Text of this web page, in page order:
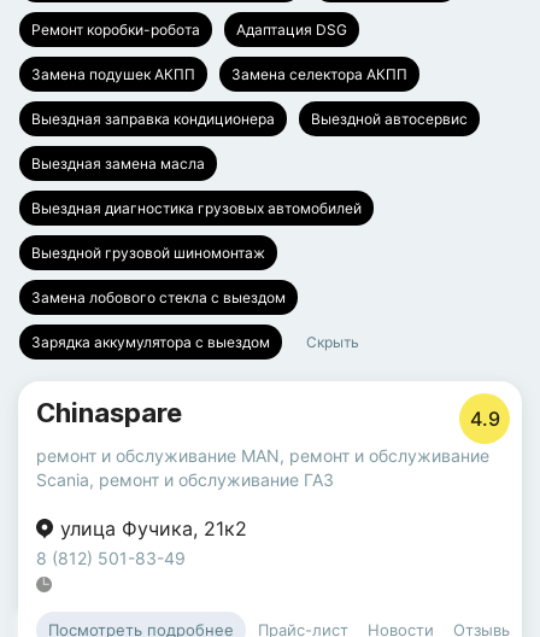
Ремонт коробки-робота Адаптация DSG
Замена подушек АКПП Замена селектора АКПП
Выездная заправка кондиционера Выездной автосервис
Выездная замена масла
Выездная диагностика грузовых автомобилей
Выездной грузовой шиномонтаж
Замена лобового стекла с выездом
Зарядка аккумулятора с выездом Скрыть
Chinaspare 4.9
ремонт и обслуживание MAN, ремонт и обслуживание
Scania, ремонт и обслуживание ГАЗ
улица Фучика, 21к2
8 (812) 501-83-49
Посмотреть подробнее Прайс-лист Новости Отзывы